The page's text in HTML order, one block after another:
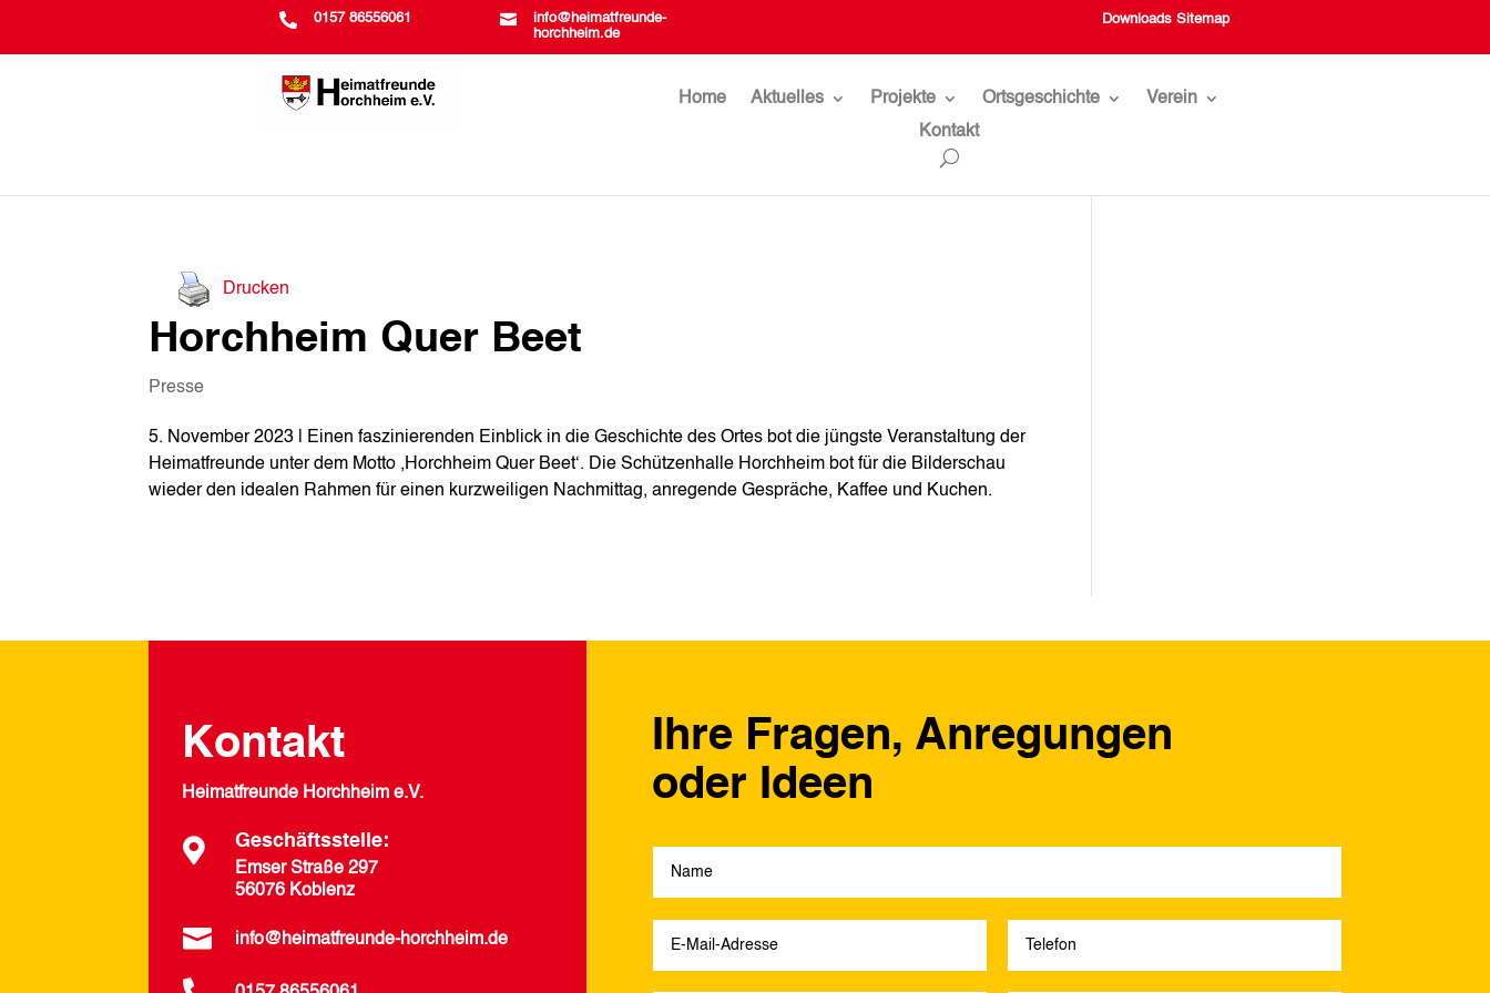
 0157 86556061 
info@heimatfreunde-
horchheim.de
Downloads Sitemap
Home Aktuelles Projekte Ortsgeschichte
Verein
Kontakt
Drucken
Horchheim Quer Beet
Presse
5. November 2023 | Einen faszinierenden Einblick in die Geschichte des Ortes bot die jüngste Veranstaltung der
Heimatfreunde unter dem Motto ‚Horchheim Quer Beet‘. Die Schützenhalle Horchheim bot für die Bilderschau
wieder den idealen Rahmen für einen kurzweiligen Nachmittag, anregende Gespräche, Kaffee und Kuchen.
Kontakt
Heimatfreunde Horchheim e.V.
 Geschäftsstelle:
Emser Straße 297
56076 Koblenz
 info@heimatfreunde-horchheim.de
Ihre Fragen, Anregungen
oder Ideen